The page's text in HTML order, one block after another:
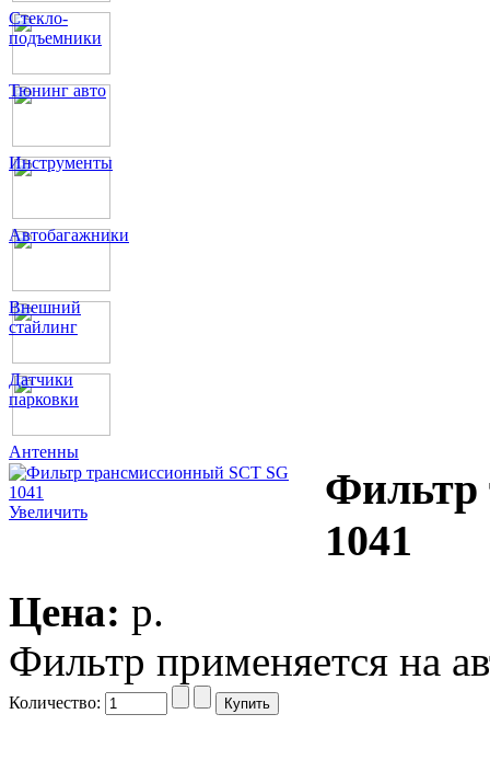
Стекло-
подъемники
Тюнинг авто
Инструменты
Автобагажники
Внешний
стайлинг
Датчики
парковки
Антенны
Увеличить
Фильтр
1041
Цена: p.
Фильтр применяется на
Количество: